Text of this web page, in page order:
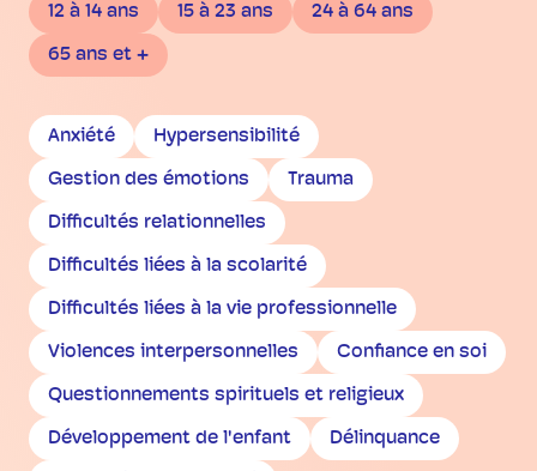
12 à 14 ans 15 à 23 ans 24 à 64 ans
65 ans et +
Anxiété Hypersensibilité
Gestion des émotions Trauma
Difficultés relationnelles
Difficultés liées à la scolarité
Difficultés liées à la vie professionnelle
Violences interpersonnelles Confiance en soi
Questionnements spirituels et religieux
Développement de l'enfant Délinquance